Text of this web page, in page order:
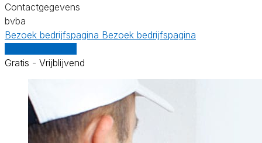
Contactgegevens
bvba
Bezoek bedrijfspagina Bezoek bedrijfspagina
Gratis - Vrijblijvend